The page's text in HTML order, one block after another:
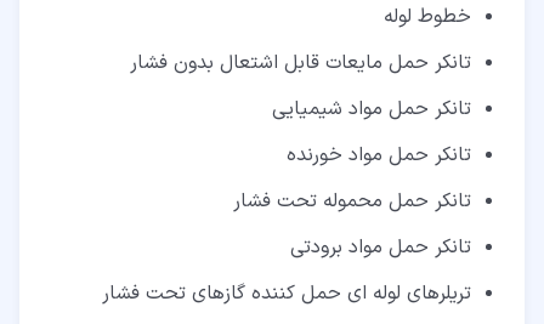
خطوط لوله
تانکر حمل مایعات قابل اشتعال بدون فشار
تانکر حمل مواد شیمیایی
تانکر حمل مواد خورنده
تانکر حمل محموله تحت فشار
تانکر حمل مواد برودتی
تریلرهای لوله ‌ای حمل کننده گازهای تحت فشار